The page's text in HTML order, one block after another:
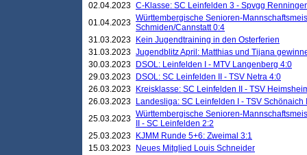
02.04.2023 C-Klasse: SC Leinfelden 3 - Spvgg
01.04.2023 Württembergische Senioren-
Schmiden/Cannstatt 0:4
31.03.2023
Kein Jugendtraining in den Osterferien
31.03.2023 Jugendblitz April: Matthias und Tijana
30.03.2023
DSOL: Leinfelden I - MTV Langenberg 4:0
29.03.2023
DSOL: SC Leinfelden II - TSV Netra 4:0
26.03.2023
Kreisklasse: SC Leinfelden II - TSV
26.03.2023
Landesliga: SC Leinfelden I - TSV Schönaich
25.03.2023 Württembergische Senioren-
II - SC Leinfelden 2:2
25.03.2023
KJMM Runde 5+6: Zweimal 3:1
15.03.2023
Neues Mitglied Louis Schneider